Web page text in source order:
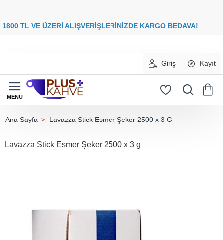
00 TL VE ÜZERİ ALIŞVERİŞLERİNİZDE KARGO
Giriş Kayıt
Lavazza Stick Esmer Şeker 2500 x 3 G
Lavazza Stick Esmer Şeker 2500 x 3 g